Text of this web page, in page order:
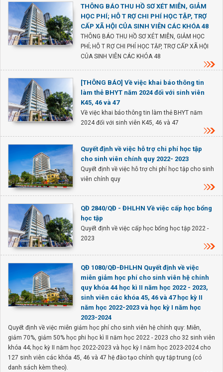
THÔNG BÁO THU HỒ SƠ XÉT MIỄN, GIẢM
HỌC PHÍ; HỖ T RỢ CHI PHÍ HỌC TẬP, TRỢ
CẤP XÃ HỘI CỦA SINH VIÊN CÁC KHÓA 48
THÔNG BÁO THU HỒ SƠ XÉT MIỄN, GIẢM HỌC
PHÍ; HỖ T RỢ CHI PHÍ HỌC TẬP, TRỢ CẤP XÃ HỘI
CỦA SINH VIÊN CÁC KHÓA 48
[THÔNG BÁO] Về việc khai báo thông tin
làm thẻ BHYT năm 2024 đối với sinh viên
K45, 46 và 47
Về việc khai báo thông tin làm thẻ BHYT năm
2024 đối với sinh viên K45, 46 và 47
Quyết định về việc hỗ trợ chi phí học tập
cho sinh viên chính quy 2022- 2023
Quyết định về việc hỗ trợ chi phí học tập cho sinh
viên chính quy
QĐ 2840/QĐ - ĐHLHN Về việc cấp học bổng
học tập
Quyết định về việc cấp học bổng học tập 2022 -
2023
QĐ 1080/QĐ-ĐHLHN Quyết định về việc
miễn giảm học phí cho sinh viên hệ chính
quy khóa 44 học kì II năm học 2022 - 2023,
sinh viên các khóa 45, 46 và 47 học kỳ II
năm học 2022-2023 và học kỳ I năm học
2023-2024
Quyết định về việc miễn giảm học phí cho sinh viên hệ chính quy: Miễn,
giảm 70%, giảm 50% học phi học kì II năm học 2022 - 2023 cho 32 sinh viên
khóa 44; học kỳ II năm học 2022-2023 và học kỳ I năm học 2023-2024 cho
127 sinh viên các khóa 45, 46 và 47 hệ đào tạo chính quy tập trung (có
danh sách kèm theo).